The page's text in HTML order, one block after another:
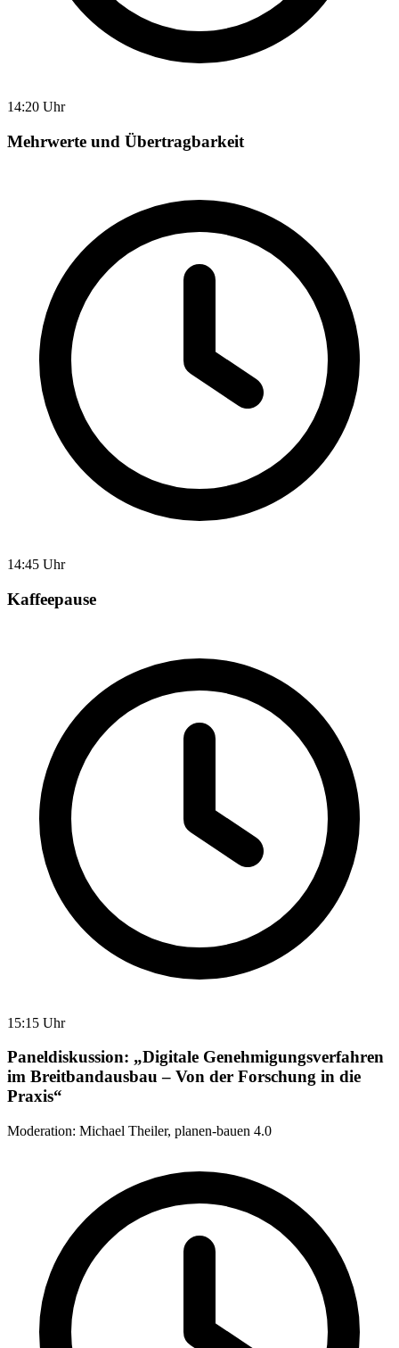
14:20 Uhr
Mehrwerte und Übertragbarkeit
14:45 Uhr
Kaffeepause
15:15 Uhr
Paneldiskussion: „Digitale Genehmigungsverfahren
im Breitbandausbau – Von der Forschung in die
Praxis“
Moderation: Michael Theiler, planen-bauen 4.0